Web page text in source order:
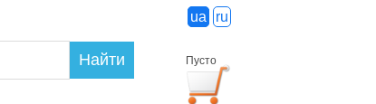
ua ru
Пусто
Найти